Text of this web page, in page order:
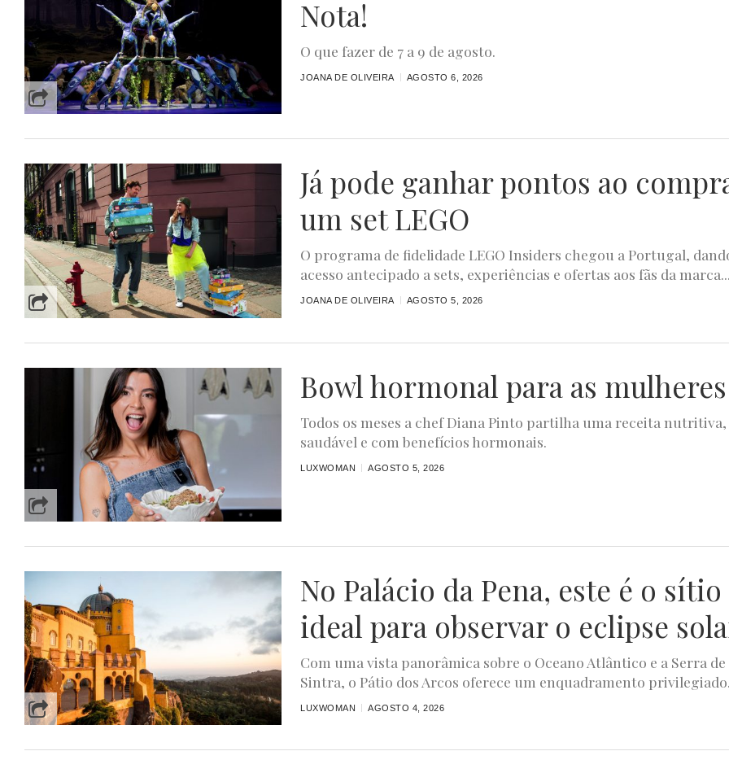
Nota!
O que fazer de 7 a 9 de agosto.
JOANA DE OLIVEIRA AGOSTO 6, 2026
Já pode ganhar pontos ao
um set LEGO
O programa de fidelidade LEGO Insiders chegou a Portugal,
acesso antecipado a sets, experiências e ofertas aos fãs da
JOANA DE OLIVEIRA AGOSTO 5, 2026
Bowl hormonal para as mulheres
Todos os meses a chef Diana Pinto partilha uma receita nutritiva,
saudável e com benefícios hormonais.
LUXWOMAN AGOSTO 5, 2026
No Palácio da Pena, este é o sítio
ideal para observar o eclipse
Com uma vista panorâmica sobre o Oceano Atlântico e a Serra de
Sintra, o Pátio dos Arcos oferece um enquadramento
LUXWOMAN AGOSTO 4, 2026